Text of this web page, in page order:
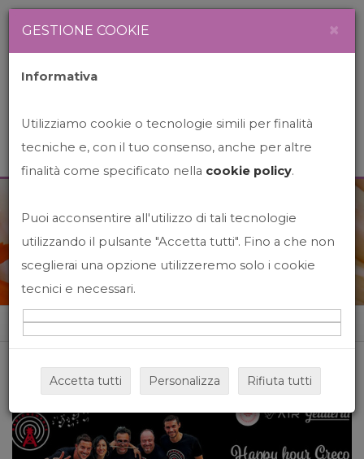
News&Events
Home News&events
GESTIONE COOKIE ×
Informativa
Utilizziamo cookie o tecnologie simili per finalità
tecniche e, con il tuo consenso, anche per altre
finalità come specificato nella cookie policy.
Puoi acconsentire all'utilizzo di tali tecnologie
utilizzando il pulsante "Accetta tutti". Fino a che non
sceglierai una opzione utilizzeremo solo i cookie
tecnici e necessari.
Accetta tutti Personalizza Rifiuta tutti